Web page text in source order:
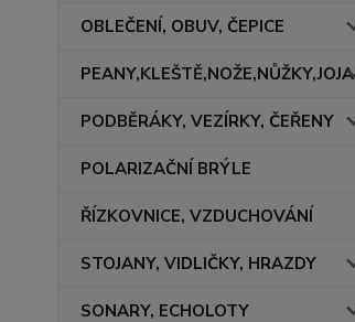
OBLEČENÍ, OBUV, ČEPICE
PEANY,KLEŠTĚ,NOŽE,NŮŽKY,JOJA
PODBĚRÁKY, VEZÍRKY, ČEŘENY
POLARIZAČNÍ BRÝLE
ŘÍZKOVNICE, VZDUCHOVÁNÍ
STOJANY, VIDLIČKY, HRAZDY
SONARY, ECHOLOTY